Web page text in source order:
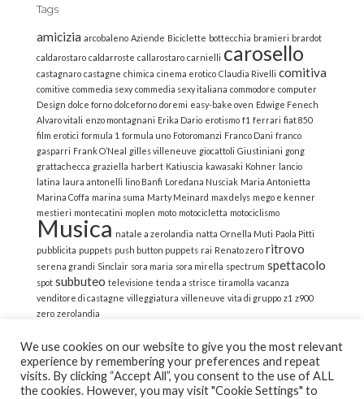
Tags
amicizia arcobaleno Aziende Biciclette bottecchia bramieri brardot
caldarostaro caldarroste callarostaro carnielli carosello
castagnaro castagne chimica cinema erotico Claudia Rivelli comitiva
comitive commedia sexy commedia sexy italiana commodore computer
Design dolce forno dolceforno doremi easy-bake oven Edwige Fenech
Alvaro vitali enzo montagnani Erika Dario erotismo f1 ferrari fiat 850
film erotici formula 1 formula uno Fotoromanzi Franco Dani franco
gasparri Frank O’Neal gilles villeneuve giocattoli Giustiniani gong
grattachecca graziella harbert Katiuscia kawasaki Kohner lancio
latina laura antonelli lino Banfi Loredana Nusciak Maria Antonietta
Marina Coffa marina suma Marty Meinard max delys mego e kenner
mestieri montecatini moplen moto motocicletta motociclismo
Musica natale a zerolandia natta Ornella Muti Paola Pitti
pubblicita puppets push button puppets rai Renato zero ritrovo
serena grandi Sinclair sora maria sora mirella spectrum spettacolo
spot subbuteo televisione tenda a strisce tiramolla vacanza
venditore di castagne villeggiatura villeneuve vita di gruppo z1 z900
zero zerolandia
We use cookies on our website to give you the most relevant
experience by remembering your preferences and repeat
visits. By clicking “Accept All”, you consent to the use of ALL
the cookies. However, you may visit "Cookie Settings" to